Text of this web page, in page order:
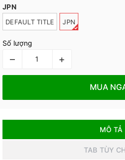
JPN
DEFAULT TITLE JPN
Số lượng
– +
MUA
MÔ TẢ
TAB TÙY